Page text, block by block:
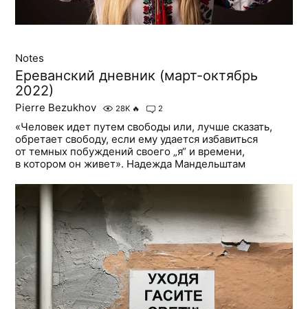
Notes
Ереванский дневник (март-октябрь
2022)
Pierre Bezukhov 28K 🔥 2
«Человек идет путем свободы или, лучше сказать,
обретает свободу, если ему удается избавиться
от темных побуждений своего „я“ и времени,
в котором он живет». Надежда Мандельштам